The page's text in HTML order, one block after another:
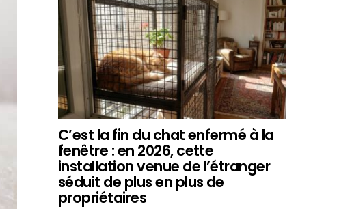
C’est la fin du chat enfermé à la
fenêtre : en 2026, cette
installation venue de l’étranger
séduit de plus en plus de
propriétaires